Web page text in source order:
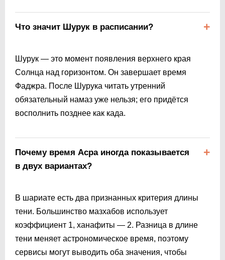
Что значит Шурук в расписании?
Шурук — это момент появления верхнего края
Солнца над горизонтом. Он завершает время
Фаджра. После Шурука читать утренний
обязательный намаз уже нельзя; его придётся
восполнить позднее как када.
Почему время Асра иногда показывается
в двух вариантах?
В шариате есть два признанных критерия длины
тени. Большинство мазхабов использует
коэффициент 1, ханафиты — 2. Разница в длине
тени меняет астрономическое время, поэтому
сервисы могут выводить оба значения, чтобы